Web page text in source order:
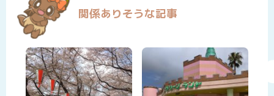
関係ありそうな記事